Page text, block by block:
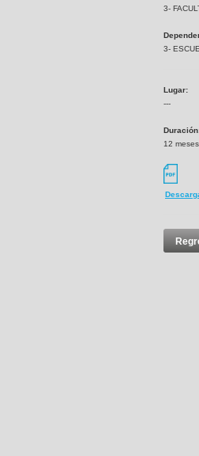
3-
3-
Lugar:
---
12 meses